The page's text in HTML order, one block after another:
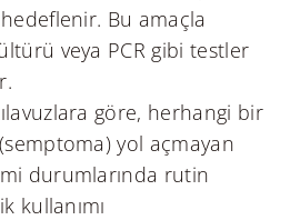
Bu amaçla
veya PCR gibi testler
göre, herhangi bir
yol açmayan
durumlarında rutin
kullanımı